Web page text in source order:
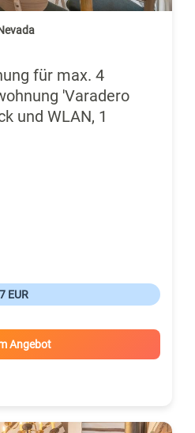
für max. 4
'Varadero
und WLAN, 1
EUR
Angebot